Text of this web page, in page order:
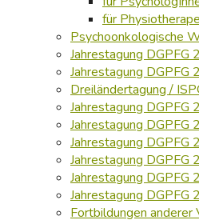
für
Psychoonkologische
Jahrestagung DGPFG
Jahrestagung DGPFG
Dreiländertagung /
Jahrestagung DGPFG
Jahrestagung DGPFG
Jahrestagung DGPFG
Jahrestagung DGPFG
Jahrestagung DGPFG
Jahrestagung DGPFG
Fortbildungen anderer